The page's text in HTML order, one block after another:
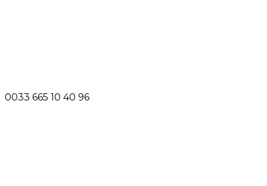
0033 665 10 40 96